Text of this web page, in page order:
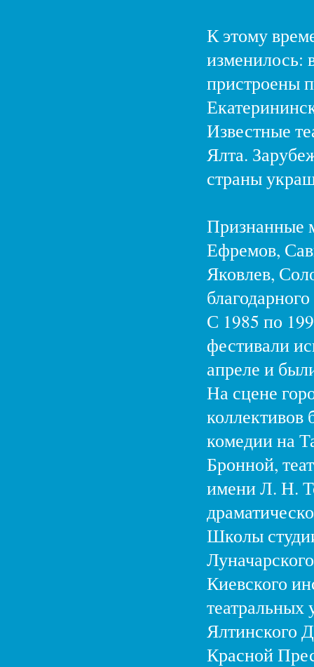
К этому
изменилось:
пристроены
Известные
Ялта.
страны
Признанные
Ефремов,
Яковлев,
С 1985 по
фестивали
апреле и
На сцене
комедии на
Бронной,
имени Л. Н.
Школы
Киевского
театральных
Ялтинского
Красной